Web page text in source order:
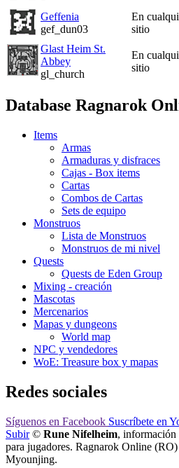
Geffenia
gef_dun03
En
sitio
Glast Heim St.
Abbey
gl_church
En
sitio
Database Ragnarok
Items
Armas
Armaduras y disfraces
Cajas - Box items
Cartas
Combos de Cartas
Sets de equipo
Monstruos
Lista de Monstruos
Monstruos de mi nivel
Quests
Quests de Eden Group
Mixing - creación
Mascotas
Mercenarios
Mapas y dungeons
World map
NPC y vendedores
WoE: Treasure box y mapas
Redes sociales
Síguenos en Facebook Suscríbete en
Subir© Rune Nifelheim,
para jugadores. Ragnarok Online
Myounjing.